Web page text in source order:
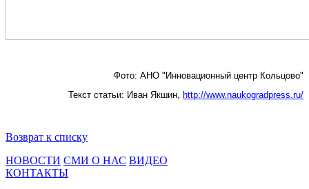
Фото: АНО "Инновационный центр Кольцово"
Текст статьи: Иван Якшин,
http://www.naukogradpress.ru/
Возврат к списку
НОВОСТИ СМИ О НАС ВИДЕО
КОНТАКТЫ